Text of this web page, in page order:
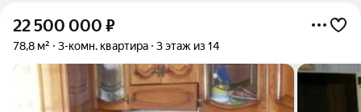
22 500 000 ₽
78,8 м² 3-комн. квартира 3 этаж из 14